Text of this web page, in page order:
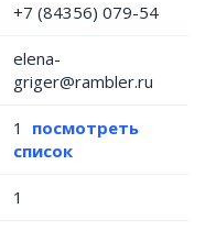
+7 (84356) 079-54
elena-
griger@rambler.ru
1 посмотреть
список
1